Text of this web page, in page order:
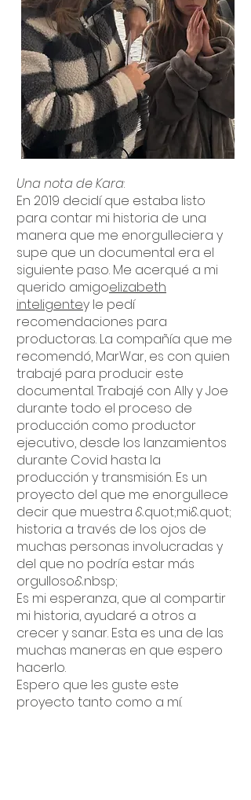
Una nota de Kara:
En 2019 decidí que estaba listo
para contar mi historia de una
manera que me enorgulleciera y
supe que un documental era el
siguiente paso. Me acerqué a mi
querido amigoelizabeth
inteligentey le pedí
recomendaciones para
productoras. La compañía que me
recomendó, MarWar, es con quien
trabajé para producir este
documental. Trabajé con Ally y Joe
durante todo el proceso de
producción como productor
ejecutivo, desde los lanzamientos
durante Covid hasta la
producción y transmisión. Es un
proyecto del que me enorgullece
decir que muestra &quot;mi&quot;
historia a través de los ojos de
muchas personas involucradas y
del que no podría estar más
orgulloso.&nbsp;
Es mi esperanza, que al compartir
mi historia, ayudaré a otros a
crecer y sanar. Esta es una de las
muchas maneras en que espero
hacerlo.
Espero que les guste este
proyecto tanto como a mí.